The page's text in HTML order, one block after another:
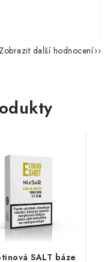
Zobrazit další hodnocení
SALT báze